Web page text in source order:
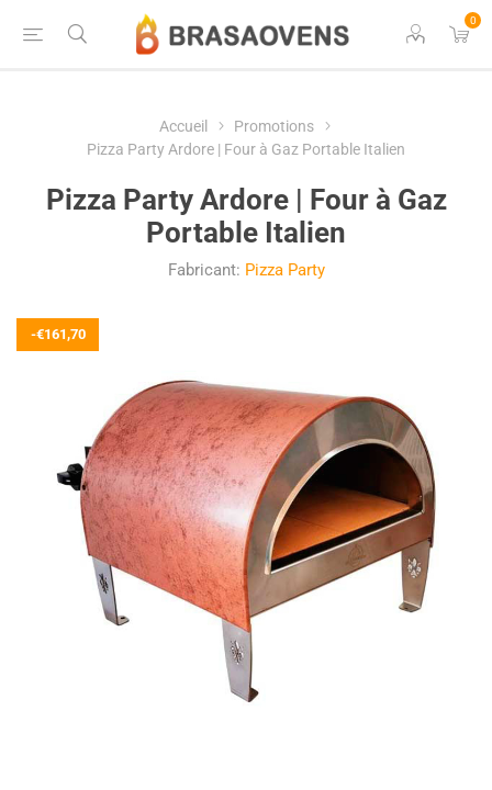
0
Accueil
Promotions
Pizza Party Ardore | Four à Gaz Portable Italien
Pizza Party Ardore | Four à Gaz
Portable Italien
Fabricant: Pizza Party
-€161,70